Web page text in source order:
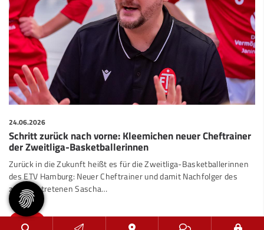
Schritt zurück nach vorne: Kleemichen neuer Cheftrainer
der Zweitliga-Basketballerinnen
Zurück in die Zukunft heißt es für die Zweitliga-Basketballerinnen
des ETV Hamburg: Neuer Cheftrainer und damit Nachfolger des
zurückgetretenen Sascha…
mehr